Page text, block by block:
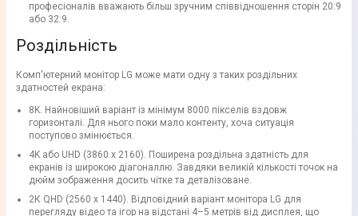
професіоналів вважають більш зручним співвідношення сторін 20:9
або 32:9.
Роздільність
Комп'ютерний монітор LG може мати одну з таких роздільних
здатностей екрана:
8K. Найновіший варіант із мінімум 8000 пікселів вздовж
горизонталі. Для нього поки мало контенту, хоча ситуація
поступово змінюється.
4K або UHD (3860 x 2160). Поширена роздільна здатність для
екранів із широкою діагоналлю. Завдяки великій кількості точок на
дюйм зображення досить чітке та деталізоване.
2К QHD (2560 х 1440). Відповідний варіант монітора LG для
перегляду відео та ігор на відстані 4–5 метрів від дисплея, що